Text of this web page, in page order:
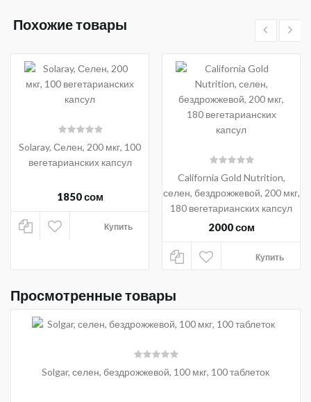
Похожие товары
Solaray, Селен, 200 мкг, 100
вегетарианских капсул
1850 сом
Купить
California Gold Nutrition,
селен, бездрожжевой, 200 мкг,
180 вегетарианских капсул
2000 сом
Купить
Просмотренные товары
Solgar, селен, бездрожжевой, 100 мкг, 100 таблеток